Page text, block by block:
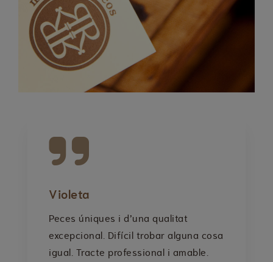
Violeta
Peces úniques i d’una qualitat
excepcional. Difícil trobar alguna cosa
igual. Tracte professional i amable.